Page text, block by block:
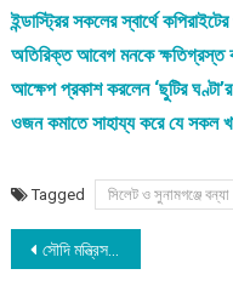
ইন্ডাস্ট্রির সকলের স্বার্থে
অতিরিক্ত আবেগ মনকে ক্ষতিগ্রস্ত
আক্ষেপ প্রকাশ করলেন ‘ছুটির ঘণ্টা’র
ওজন কমাতে সাহায্য করে যে সকল
Tagged সিলেট ও সুনামগঞ্জে
Post
সৌদি মন্ত্রিসভায় প্রথম নারী ভাইস সেক্রেটারি নিয়োগ